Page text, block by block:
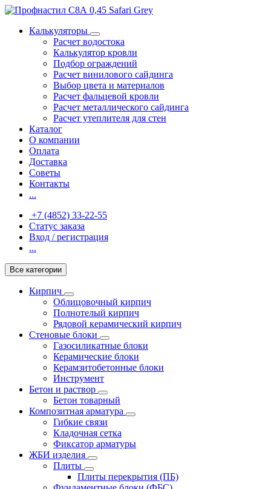
Калькуляторы
Расчет водостока
Калькулятор кровли
Подбор ограждений
Расчет винилового сайдинга
Выбор цвета и материалов
Расчет фальцевой кровли
Расчет металлического сайдинга
Расчет утеплителя для стен
Каталог
О компании
Оплата
Доставка
Советы
Контакты
...
+7 (4852) 33-22-55
Статус заказа
Вход / регистрация
...
Все категории
Кирпич
Облицовочный кирпич
Полнотелый кирпич
Рядовой керамический кирпич
Стеновые блоки
Газосиликатные блоки
Керамические блоки
Керамзитобетонные блоки
Инструмент
Бетон и раствор
Бетон товарный
Композитная арматура
Гибкие связи
Кладочная сетка
Фиксатор арматуры
ЖБИ изделия
Плиты
Плиты перекрытия (ПБ)